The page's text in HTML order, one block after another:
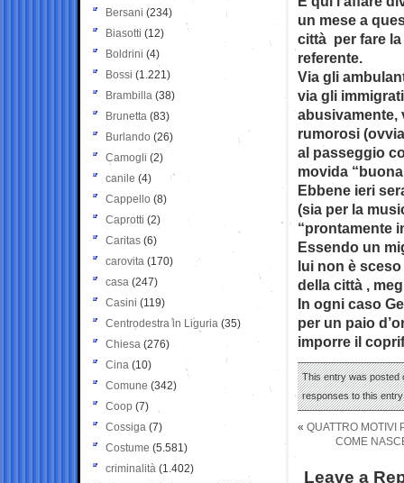
un mese a
città per fare
referente.
Via gli
via gli
abusivamente,
rumorosi
al passeggio
movida
Ebbene ieri
(sia per la
“prontamente
Essendo un
lui non è
della città ,
In ogni caso
per un paio
imporre il
This entry was posted
responses to this
« QUATTRO MOTIVI
COME
Leave a
Bersani (234)
Biasotti (12)
Boldrini (4)
Bossi (1.221)
Brambilla (38)
Brunetta (83)
Burlando (26)
Camogli (2)
canile (4)
Cappello (8)
Caprotti (2)
Caritas (6)
carovita (170)
casa (247)
Casini (119)
Centrodestra in Liguria (35)
Chiesa (276)
Cina (10)
Comune (342)
Coop (7)
Cossiga (7)
Costume (5.581)
criminalità (1.402)